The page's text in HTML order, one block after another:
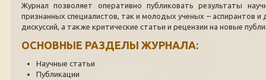
Журнал позволяет оперативно публиковать результаты
признанных специалистов, так и молодых ученых – аспирантов
дискуссий, а также критические статьи и рецензии на новые
ОСНОВНЫЕ РАЗДЕЛЫ ЖУРНАЛА:
Научные статьи
Публикации